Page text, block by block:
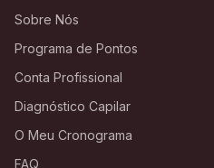
Sobre Nós
Programa de Pontos
Conta Profissional
Diagnóstico Capilar
O Meu Cronograma
FAQ